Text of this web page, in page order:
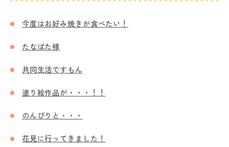
今度はお好み焼きが食べたい！
たなばた様
共同生活ですもん
塗り絵作品が・・・！！
のんびりと・・・
花見に行ってきました！